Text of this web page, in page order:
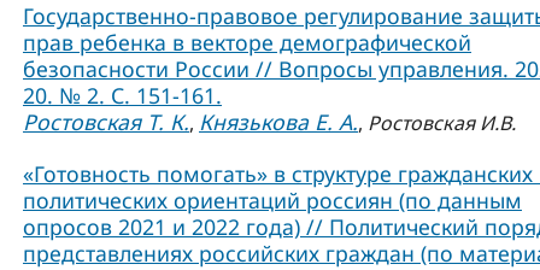
Государственно-правовое регулирование
прав ребенка в векторе демографической
безопасности России // Вопросы управления.
20. № 2. С. 151-161.
Ростовская Т. К., Князькова Е. А., Ростовская И.В.
«Готовность помогать» в структуре гражданских
политических ориентаций россиян (по данным
опросов 2021 и 2022 года) // Политический
представлениях российских граждан (по